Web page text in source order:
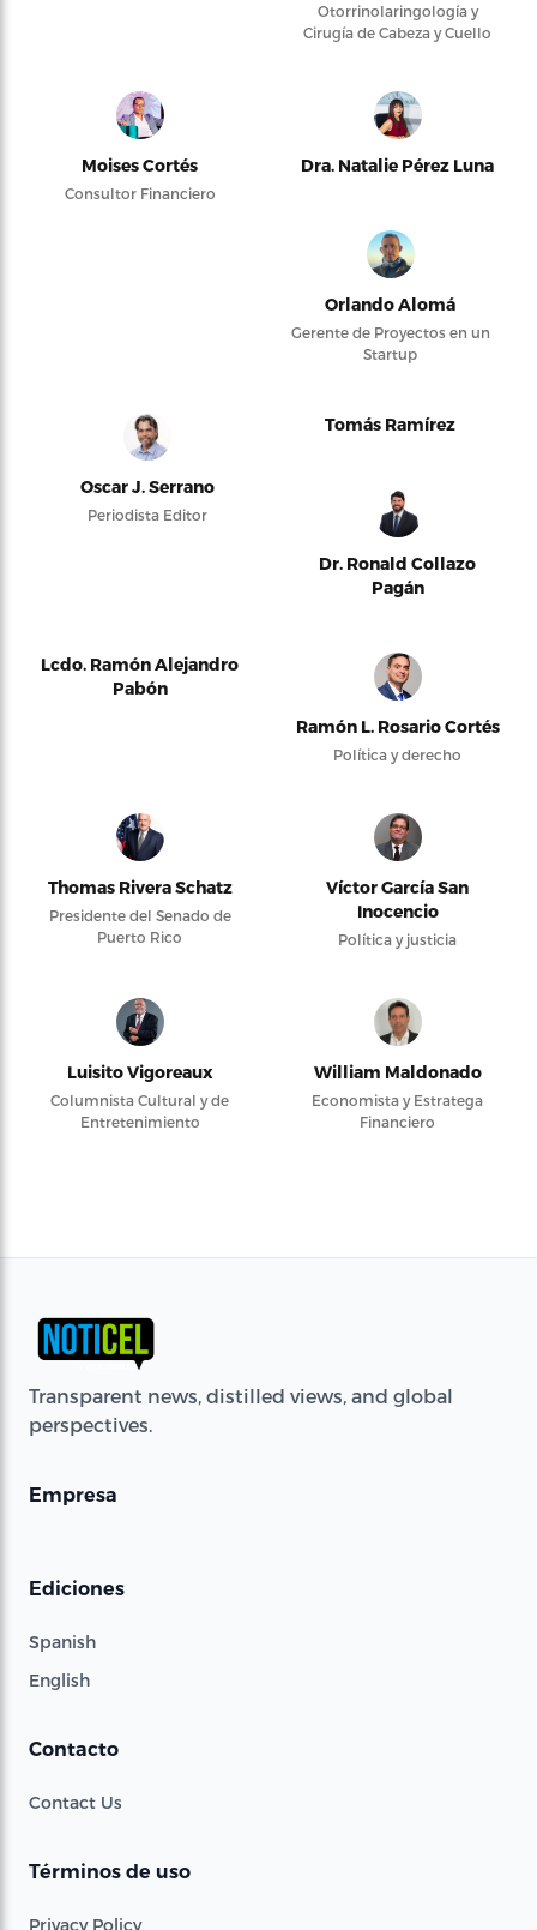
Otorrinolaringología y
Cirugía de Cabeza y Cuello
Moises Cortés
Consultor Financiero
Dra. Natalie Pérez Luna
Orlando Alomá
Gerente de Proyectos en un
Startup
Oscar J. Serrano
Periodista Editor
Tomás Ramírez
Dr. Ronald Collazo
Pagán
Lcdo. Ramón Alejandro
Pabón
Ramón L. Rosario Cortés
Política y derecho
Thomas Rivera Schatz
Presidente del Senado de
Puerto Rico
Víctor García San
Inocencio
Política y justicia
Luisito Vigoreaux
Columnista Cultural y de
Entretenimiento
William Maldonado
Economista y Estratega
Financiero
Transparent news, distilled views, and global
perspectives.
Empresa
Ediciones
Spanish
English
Contacto
Contact Us
Términos de uso
Privacy Policy